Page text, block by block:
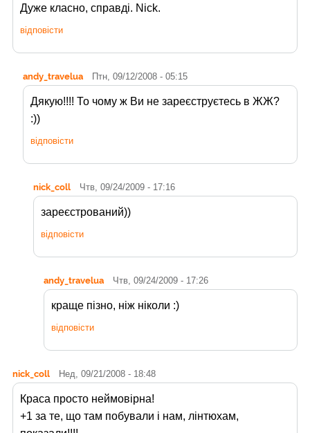
Дуже класно, справді. Nick.
відповісти
andy_travelua Птн, 09/12/2008 - 05:15
Дякую!!!! То чому ж Ви не зареєструєтесь в ЖЖ?
:))
відповісти
nick_coll Чтв, 09/24/2009 - 17:16
зареєстрований))
відповісти
andy_travelua Чтв, 09/24/2009 - 17:26
краще пізно, ніж ніколи :)
відповісти
nick_coll Нед, 09/21/2008 - 18:48
Краса просто неймовірна!
+1 за те, що там побували і нам, лінтюхам,